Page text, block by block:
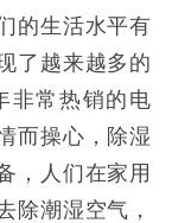
的生活水平有
了越来越多的
非常热销的电
而操心，除湿
，人们在家用
除潮湿空气，